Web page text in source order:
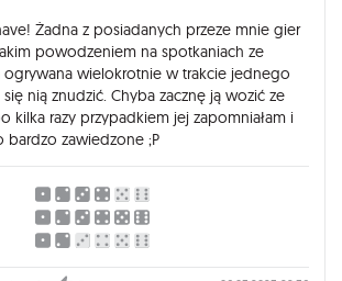
Żadna z posiadanych przeze mnie gier
powodzeniem na spotkaniach ze
ogrywana wielokrotnie w trakcie jednego
nią znudzić. Chyba zacznę ją wozić ze
kilka razy przypadkiem jej zapomniałam i
bardzo zawiedzone ;P